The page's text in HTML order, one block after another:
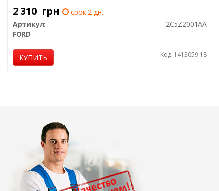
2 310 грн
срок 2 дн.
Артикул:
2C5Z2001AA
FORD
КУПИТЬ Код: 1413059-18